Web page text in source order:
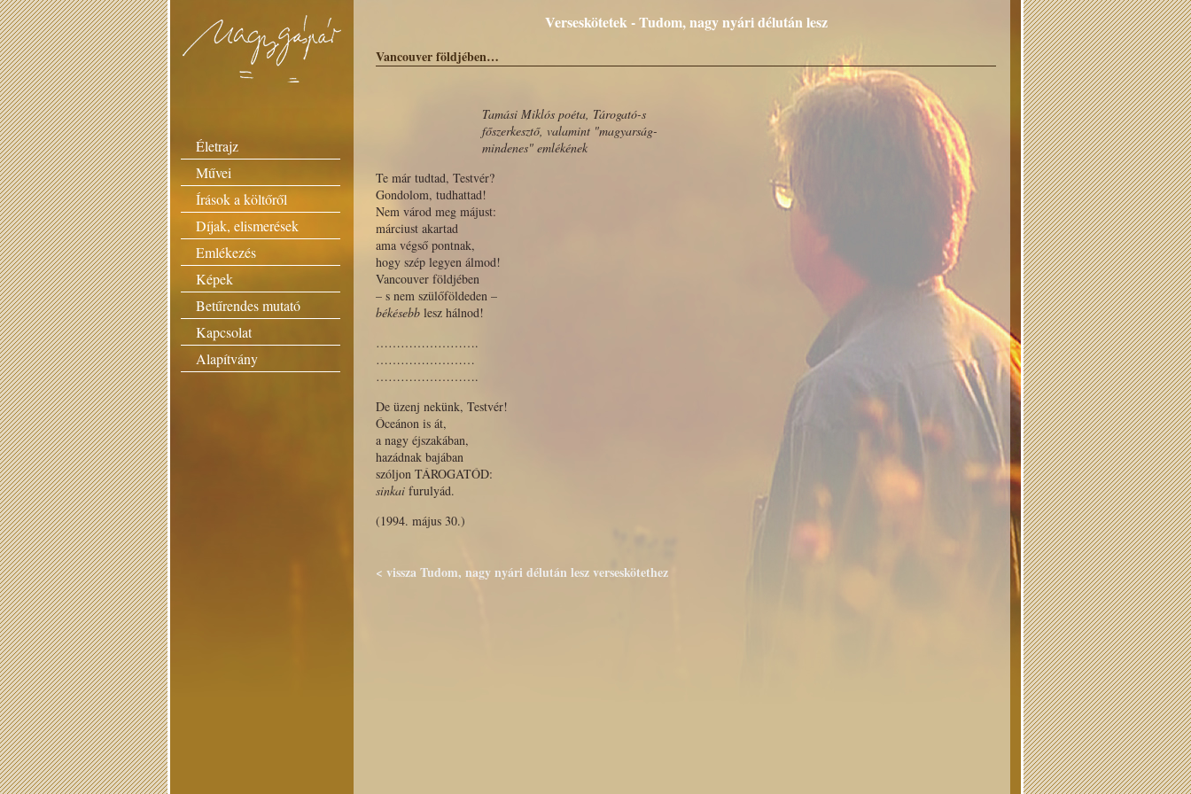
Életrajz
Művei
Írások a költőről
Díjak, elismerések
Emlékezés
Képek
Betűrendes mutató
Kapcsolat
Alapítvány
Verseskötetek - Tudom, nagy nyári délután lesz
Vancouver földjében…
Tamási Miklós poéta, Tárogató-s
főszerkesztő, valamint "magyarság-
mindenes" emlékének
Te már tudtad, Testvér?
Gondolom, tudhattad!
Nem várod meg májust:
márciust akartad
ama végső pontnak,
hogy szép legyen álmod!
Vancouver földjében
– s nem szülőföldeden –
békésebb lesz hálnod!
…………………….
……………………
…………………….
De üzenj nekünk, Testvér!
Óceánon is át,
a nagy éjszakában,
hazádnak bajában
szóljon TÁROGATÓD:
sinkai furulyád.
(1994. május 30.)
< vissza Tudom, nagy nyári délután lesz verseskötethez